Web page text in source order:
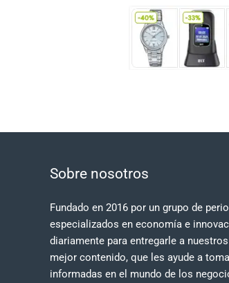
Sobre nosotros
Fundado en 2016 por un grupo de
especializados en economía e
diariamente para entregarle a
mejor contenido, que les ayude a
informadas en el mundo de los